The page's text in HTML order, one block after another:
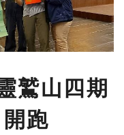
鷲山四期
跑